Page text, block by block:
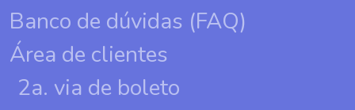
Banco de dúvidas (FAQ)
Área de clientes
2a. via de boleto